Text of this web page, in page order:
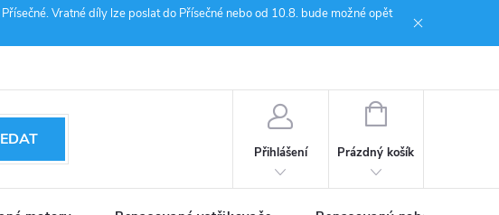
Vratné díly lze poslat do Přísečné nebo od 10.8. bude možné opět
Přihlášení
NÁKUPNÍ
Prázdný košík